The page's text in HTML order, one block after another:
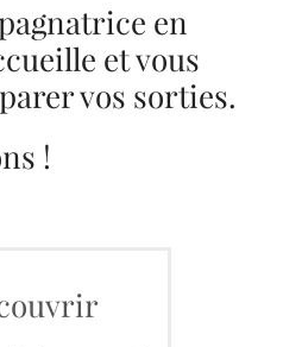
en
et vous
vos sorties.
!